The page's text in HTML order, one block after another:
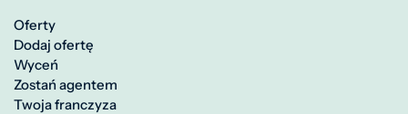
Oferty
Dodaj ofertę
Wyceń
Zostań agentem
Twoja franczyza